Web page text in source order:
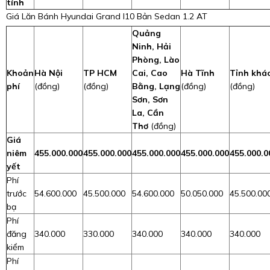
tính
Giá Lăn Bánh Hyundai Grand I10 Bản Sedan 1.2 AT
Khoản
phí
Hà Nội
(đồng)
TP HCM
(đồng)
Quảng
Ninh, Hải
Phòng, Lào
Cai, Cao
Bằng, Lạng
Sơn, Sơn
La, Cần
Thơ (đồng)
Hà Tĩnh
(đồng)
Tỉnh
(đồng)
Giá
niêm
yết
455.000.000455.000.000455.000.000455.000.000
Phí
trước
bạ
54.600.000 45.500.000 54.600.000 50.050.000
Phí
đăng
kiểm
340.000 330.000 340.000 340.000 340.000
Phí